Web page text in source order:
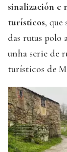
sinalización e
turísticos, que
das rutas polo
unha serie de
turísticos de